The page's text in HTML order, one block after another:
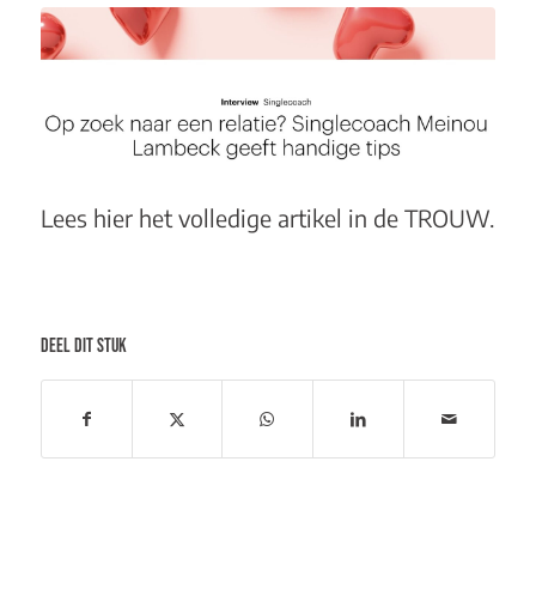
Lees hierhet volledige artikel in de TROUW.
DEEL DIT STUK